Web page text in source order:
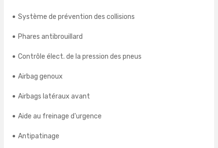
Système de prévention des collisions
Phares antibrouillard
Contrôle élect. de la pression des pneus
Airbag genoux
Airbags latéraux avant
Aide au freinage d'urgence
Antipatinage